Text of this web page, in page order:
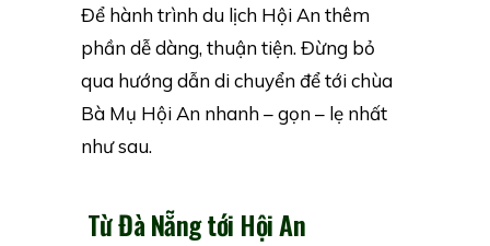
Để hành trìnhdu lịch Hội Anthêm
phần dễ dàng, thuận tiện. Đừng bỏ
qua hướng dẫn di chuyển để tới chùa
Bà Mụ Hội An nhanh – gọn – lẹ nhất
như sau.
Từ Đà Nẵng tới Hội An